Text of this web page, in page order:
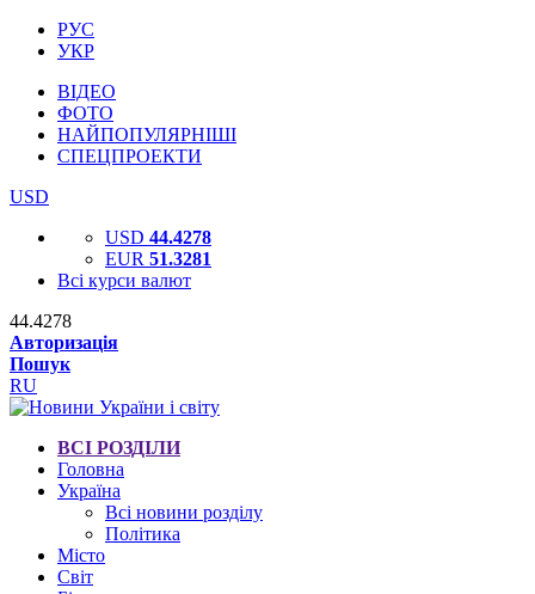
РУС
УКР
ВІДЕО
ФОТО
НАЙПОПУЛЯРНІШІ
СПЕЦПРОЕКТИ
USD
USD 44.4278
EUR 51.3281
Всі курси валют
44.4278
Авторизація
Пошук
RU
ВСІ РОЗДІЛИ
Головна
Україна
Всі новини розділу
Політика
Місто
Світ